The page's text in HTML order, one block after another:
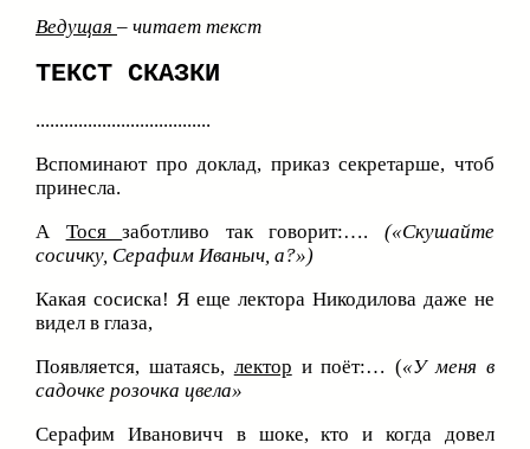
Ведущая – читает текст
ТЕКСТ СКАЗКИ
.....................................
Вспоминают про доклад, приказ секретарше, чтоб
принесла.
А Тосязаботливо так говорит:….(«Скушайте
сосичку, Серафим Иваныч, а?»)
Какая сосиска! Я еще лектора Никодилова даже не
видел в глаза,
Появляется, шатаясь, лектор и поёт:… («У меня в
садочке розочка цвела»
Серафим Ивановичч в шоке, кто и когда довел